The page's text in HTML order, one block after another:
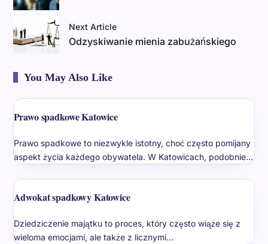
Next Article
Odzyskiwanie mienia zabużańskiego
You May Also Like
Prawo spadkowe Katowice
Prawo spadkowe to niezwykle istotny, choć często pomijany
aspekt życia każdego obywatela. W Katowicach, podobnie…
Adwokat spadkowy Katowice
Dziedziczenie majątku to proces, który często wiąże się z
wieloma emocjami, ale także z licznymi…